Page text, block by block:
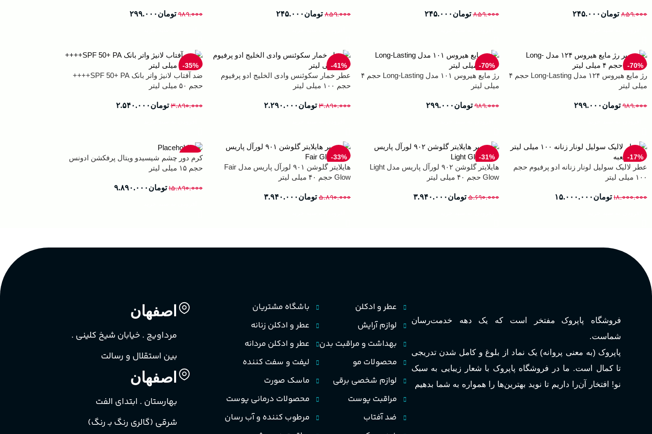
۸۵۹.۰۰۰ تومان ۲۴۵.۰۰۰ ۸۵۹.۰۰۰ تومان ۲۴۵.۰۰۰ ۸۵۹.۰۰۰ تومان ۲۴۵.۰۰۰ ۹۸۹.۰۰۰ تومان ۲۹۹.۰۰۰
-70%
رژ مایع هیروس ۱۲۴ مدل Long-Lasting حجم ۴
میلی لیتر
۹۸۹.۰۰۰ تومان ۲۹۹.۰۰۰
-70%
رژ مایع هیروس ۱۰۱ مدل Long-Lasting حجم ۴
میلی لیتر
۹۸۹.۰۰۰ تومان ۲۹۹.۰۰۰
-41%
عطر خمار سکوئنس وادی الخلیج ادو پرفیوم
حجم ۱۰۰ میلی لیتر
۳.۸۹۰.۰۰۰ تومان ۲.۲۹۰.۰۰۰
-35%
ضد آفتاب لانیژ واتر بانک SPF 50+ PA++++
حجم ۵۰ میلی لیتر
۳.۸۹۰.۰۰۰ تومان ۲.۵۴۰.۰۰۰
-17%
عطر لالیک سولیل لونار زنانه ادو پرفیوم حجم
۱۰۰ میلی لیتر
۱۸.۰۰۰.۰۰۰ تومان ۱۵.۰۰۰.۰۰۰
-31%
هایلایتر گلوشن ۹۰۲ لورآل پاریس مدل Light
Glow حجم ۴۰ میلی لیتر
۵.۶۹۰.۰۰۰ تومان ۳.۹۴۰.۰۰۰
-33%
هایلایتر گلوشن ۹۰۱ لورآل پاریس مدل Fair
Glow حجم ۴۰ میلی لیتر
۵.۸۹۰.۰۰۰ تومان ۳.۹۴۰.۰۰۰
-38%
کرم دور چشم شیسیدو ویتال پرفکشن ادونس
حجم ۱۵ میلی لیتر
۱۵.۸۹۰.۰۰۰ تومان ۹.۸۹۰.۰۰۰
فروشگاه پاپروک مفتخر است که یک دهه خدمت‌رسان
شماست.
پاپروک (به معنی پروانه) یک نماد از بلوغ و کامل شدن تدریجی
تا کمال است. ما در فروشگاه پاپروک با شعار زیبایی به سبک
نو! افتخار آن‌را داریم تا نوید بهترین‌ها را همواره به شما بدهیم
عطر و ادکلن
لوازم آرایش
بهداشت و مراقبت بدن
محصولات مو
لوازم شخصی برقی
مراقبت پوست
ضد آفتاب
باشگاه مشتریان
عطر و ادکلن زنانه
عطر و ادکلن مردانه
لیفت و سفت کننده
ماسک صورت
محصولات درمانی پوست
مرطوب کننده و آب رسان
اصفهان
مرداویج . خیابان شیخ کلینی .
بین استقلال و رسالت
اصفهان
بهارستان . ابتدای الفت
شرقی (گالری رنگ بـ رنگ)